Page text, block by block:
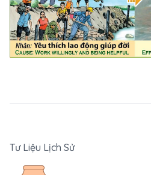
Tư Liệu Lịch Sử